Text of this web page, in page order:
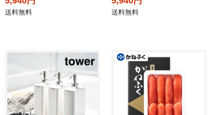
送料無料 送料無料